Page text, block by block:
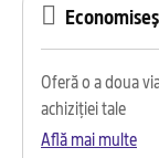
Oferă o a doua
achiziției tale
Află mai multe